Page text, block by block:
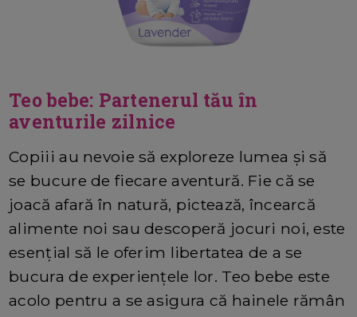
Teo bebe: Partenerul tău în
aventurile zilnice
Copiii au nevoie să exploreze lumea și să
se bucure de fiecare aventură. Fie că se
joacă afară în natură, pictează, încearcă
alimente noi sau descoperă jocuri noi, este
esențial să le oferim libertatea de a se
bucura de experiențele lor. Teo bebe este
acolo pentru a se asigura că hainele rămân